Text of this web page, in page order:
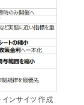
インサイツ作成